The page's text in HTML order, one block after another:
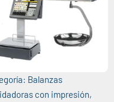
Balanzas
con impresión,